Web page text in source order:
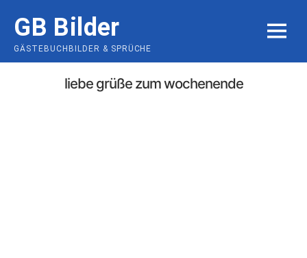
content
GB Bilder
GÄSTEBUCHBILDER & SPRÜCHE
MENU
liebe grüße zum wochenende